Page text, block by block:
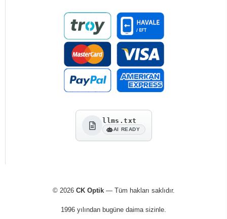
llms.txt
AI READY
© 2026 CK Optik— Tüm hakları saklıdır.
1996 yılından bugüne daima sizinle.